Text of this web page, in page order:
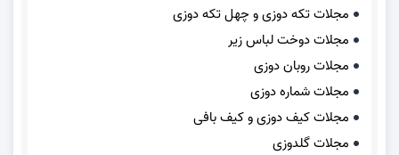
مجلات تکه دوزی و چهل تکه دوزی
مجلات دوخت لباس زیر
مجلات روبان دوزی
مجلات شماره دوزی
مجلات کیف دوزی و کیف بافی
مجلات گلدوزی